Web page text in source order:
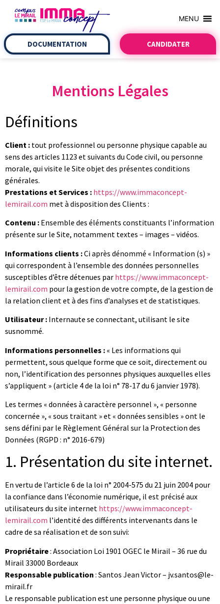
MENU
DOCUMENTATION CANDIDATER
Mentions Légales
Définitions
Client : tout professionnel ou personne physique capable au
sens des articles 1123 et suivants du Code civil, ou personne
morale, qui visite le Site objet des présentes conditions
générales.
Prestations et Services : https://www.immaconcept-
lemirail.com met à disposition des Clients :
Contenu : Ensemble des éléments constituants l’information
présente sur le Site, notamment textes – images – vidéos.
Informations clients :Ci après dénommé « Information (s) »
qui correspondent à l’ensemble des données personnelles
susceptibles d’être détenues par https://www.immaconcept-
lemirail.com pour la gestion de votre compte, de la gestion de
la relation client et à des fins d’analyses et de statistiques.
Utilisateur : Internaute se connectant, utilisant le site
susnommé.
Informations personnelles : « Les informations qui
permettent, sous quelque forme que ce soit, directement ou
non, l’identification des personnes physiques auxquelles elles
s’appliquent » (article 4 de la loi n° 78-17 du 6 janvier 1978).
Les termes « données à caractère personnel », « personne
concernée », « sous traitant » et « données sensibles » ont le
sens défini par le Règlement Général sur la Protection des
Données (RGPD : n° 2016-679)
1. Présentation du site internet.
En vertu de l’article 6 de la loi n° 2004-575 du 21 juin 2004 pour
la confiance dans l’économie numérique, il est précisé aux
utilisateurs du site internet https://www.immaconcept-
lemirail.com l’identité des différents intervenants dans le
cadre de sa réalisation et de son suivi:
Propriétaire: Association Loi 1901 OGEC le Mirail – 36 rue du
Mirail 33000 Bordeaux
Responsable publication : Santos Jean Victor – jv.santos@le-
mirail.fr
Le responsable publication est une personne physique ou une